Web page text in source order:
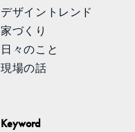
デザイントレンド
家づくり
日々のこと
現場の話
Keyword